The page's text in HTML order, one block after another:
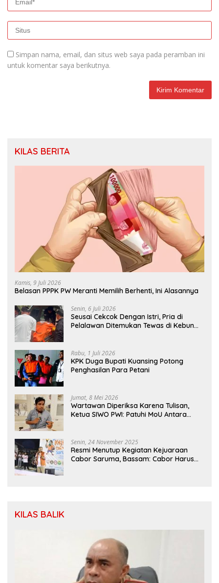
Simpan nama, email, dan situs web saya pada peramban ini
untuk komentar saya berikutnya.
KILAS BERITA
Kamis, 9 Juli 2026
Belasan PPPK PW Meranti Memilih Berhenti, Ini Alasannya
Senin, 6 Juli 2026
Seusai Cekcok Dengan Istri, Pria di
Pelalawan Ditemukan Tewas di Kebun
Rabu, 1 Juli 2026
KPK Duga Bupati Kuansing Potong
Penghasilan Para Petani
Jumat, 8 Mei 2026
Wartawan Diperiksa Karena Tulisan,
Ketua SIWO PWI: Patuhi MoU Antara
Senin, 24 November 2025
Resmi Menutup Kegiatan Kejuaraan
Cabor Saruma, Bassam: Cabor Harus
KILAS BALIK